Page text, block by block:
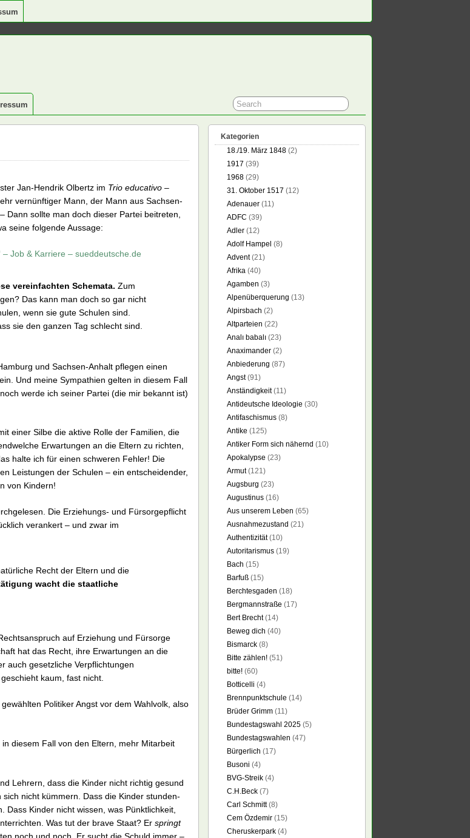
Jan-Hendrik Olbertz im Trio educativo –
vernünftiger Mann, der Mann aus Sachsen-
Dann sollte man doch dieser Partei beitreten,
seine folgende Aussage:
Job & Karriere – sueddeutsche.de
vereinfachten Schemata. Zum
Das kann man doch so gar nicht
wenn sie gute Schulen sind.
sie den ganzen Tag schlecht sind.
und Sachsen-Anhalt pflegen einen
Und meine Sympathien gelten in diesem Fall
werde ich seiner Partei (die mir bekannt ist)
einer Silbe die aktive Rolle der Familien, die
Erwartungen an die Eltern zu richten,
halte ich für einen schweren Fehler! Die
Leistungen der Schulen – ein entscheidender,
von Kindern!
Die Erziehungs- und Fürsorgepflicht
verankert – und zwar im
Recht der Eltern und die
wacht die staatliche
auf Erziehung und Fürsorge
hat das Recht, ihre Erwartungen an die
auch gesetzliche Verpflichtungen
kaum, fast nicht.
Politiker Angst vor dem Wahlvolk, also
diesem Fall von den Eltern, mehr Mitarbeit
Lehrern, dass die Kinder nicht richtig gesund
nicht kümmern. Dass die Kinder stunden-
Kinder nicht wissen, was Pünktlichkeit,
Was tut der brave Staat? Er springt
noch und noch. Er sucht die Schuld immer –
Kategorien
18./19. März 1848 (2)
1917 (39)
1968 (29)
31. Oktober 1517 (12)
Adenauer (11)
ADFC (39)
Adler (12)
Adolf Hampel (8)
Advent(21)
Afrika (40)
Agamben (3)
Alpenüberquerung (13)
Alpirsbach (2)
Altparteien (22)
Analı babalı (23)
Anaximander (2)
Anbiederung (87)
Angst(91)
Anständigkeit(11)
Antideutsche Ideologie (30)
Antifaschismus (8)
Antike (125)
Antiker Form sich nähernd (10)
Apokalypse (23)
Armut(121)
Augsburg (23)
Augustinus (16)
Aus unserem Leben (65)
Ausnahmezustand (21)
Authentizität(10)
Autoritarismus (19)
Bach (15)
Barfuß (15)
Berchtesgaden (18)
Bergmannstraße (17)
Bert Brecht(14)
Beweg dich (40)
Bismarck (8)
Bitte zählen! (51)
bitte! (60)
Botticelli (4)
Brennpunktschule (14)
Brüder Grimm (11)
Bundestagswahl 2025 (5)
Bundestagswahlen (47)
Bürgerlich (17)
Busoni (4)
BVG-Streik (4)
C.H.Beck (7)
Carl Schmitt(8)
Cem Özdemir (15)
Cheruskerpark (4)